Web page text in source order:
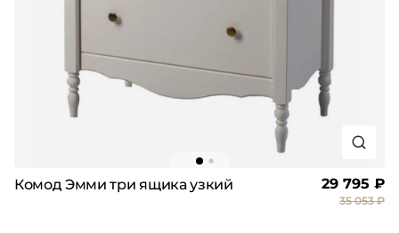
Комод Эмми три ящика узкий 29 795 ₽
35 053 ₽